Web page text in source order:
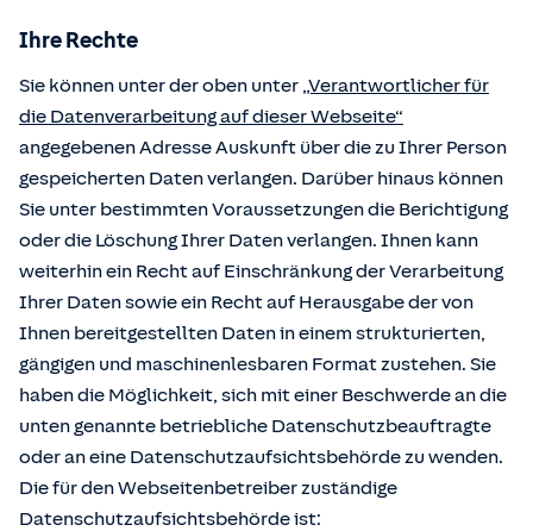
Ihre Rechte
Sie können unter der oben unter „Verantwortlicher für
die Datenverarbeitung auf dieser Webseite“
angegebenen Adresse Auskunft über die zu Ihrer Person
gespeicherten Daten verlangen. Darüber hinaus können
Sie unter bestimmten Voraussetzungen die Berichtigung
oder die Löschung Ihrer Daten verlangen. Ihnen kann
weiterhin ein Recht auf Einschränkung der Verarbeitung
Ihrer Daten sowie ein Recht auf Herausgabe der von
Ihnen bereitgestellten Daten in einem strukturierten,
gängigen und maschinenlesbaren Format zustehen. Sie
haben die Möglichkeit, sich mit einer Beschwerde an die
unten genannte betriebliche Datenschutzbeauftragte
oder an eine Datenschutzaufsichtsbehörde zu wenden.
Die für den Webseitenbetreiber zuständige
Datenschutzaufsichtsbehörde ist: